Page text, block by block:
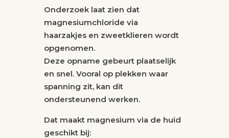
Onderzoek laat zien dat
magnesiumchloride via
haarzakjes en zweetklieren wordt
opgenomen.
Deze opname gebeurt plaatselijk
en snel. Vooral op plekken waar
spanning zit, kan dit
ondersteunend werken.
Dat maakt magnesium via de huid
geschikt bij: